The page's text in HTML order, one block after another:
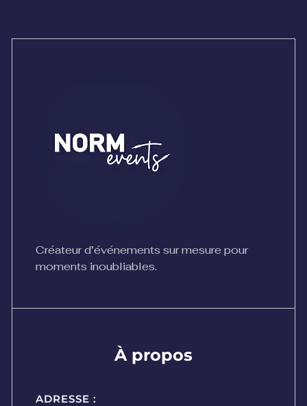
Créateur d’événements sur mesure pour
moments inoubliables.
À propos
ADRESSE :